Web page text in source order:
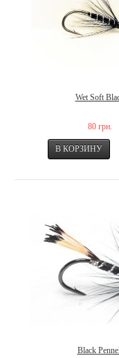
Wet Soft
80 грн.
Black